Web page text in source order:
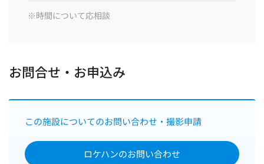
お問合せ・お申込み
この施設についてのお問い合わせ・撮影申請
ロケハンのお問い合わせ